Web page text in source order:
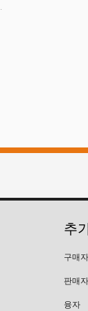
추
구매자
판매자
융자